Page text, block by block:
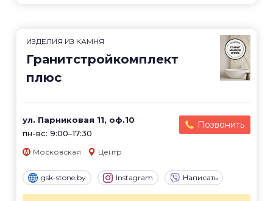
ИЗДЕЛИЯ ИЗ КАМНЯ
Гранитстройкомплект
плюс
ул. Парниковая 11, оф.10
пн-вс: 9:00–17:30
Позвонить
Московская Центр
gsk-stone.by Instagram Написать